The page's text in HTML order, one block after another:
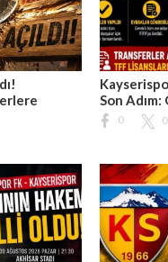
Son Adım:
0 0